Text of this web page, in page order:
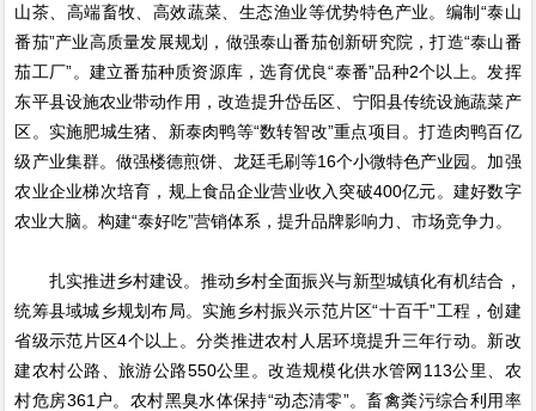
山茶、高端畜牧、高效蔬菜、生态渔业等优势特色产业。编制“泰山
番茄”产业高质量发展规划，做强泰山番茄创新研究院，打造“泰山番
茄工厂”。建立番茄种质资源库，选育优良“泰番”品种2个以上。发挥
东平县设施农业带动作用，改造提升岱岳区、宁阳县传统设施蔬菜产
区。实施肥城生猪、新泰肉鸭等“数转智改”重点项目。打造肉鸭百亿
级产业集群。做强楼德煎饼、龙廷毛刷等16个小微特色产业园。加强
农业企业梯次培育，规上食品企业营业收入突破400亿元。建好数字
农业大脑。构建“泰好吃”营销体系，提升品牌影响力、市场竞争力。
扎实推进乡村建设。推动乡村全面振兴与新型城镇化有机结合，
统筹县域城乡规划布局。实施乡村振兴示范片区“十百千”工程，创建
省级示范片区4个以上。分类推进农村人居环境提升三年行动。新改
建农村公路、旅游公路550公里。改造规模化供水管网113公里、农
村危房361户。农村黑臭水体保持“动态清零”。畜禽粪污综合利用率